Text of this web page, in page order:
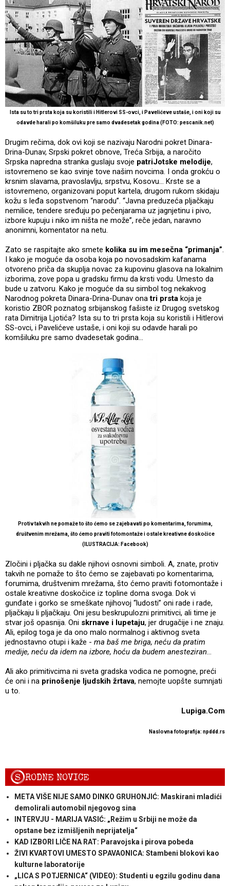
Ista su to tri prsta koja su koristili i Hitlerovi SS-ovci, i Pavelićeve ustaše, i oni koji su
odavde harali po komšiluku pre samo dvadesetak godina (FOTO: pescanik.net)
Drugim rečima, dok ovi koji se nazivaju Narodni pokret Dinara-
Drina-Dunav, Srpski pokret obnove, Treća Srbija, a naročito
Srpska napredna stranka guslaju svoje patriJotske melodije,
istovremeno se kao svinje tove našim novcima. I onda grokću o
krsnim slavama, pravoslavlju, srpstvu, Kosovu… Krste se a
istovremeno, organizovani poput kartela, drugom rukom skidaju
kožu s leđa sopstvenom “narodu”. “Javna preduzeća pljačkaju
nemilice, tendere sređuju po pečenjarama uz jagnjetinu i pivo,
izbore kupuju i niko im ništa ne može”, reče jedan, naravno
anonimni, komentator na netu.
Zato se raspitajte ako smete kolika su im mesečna “primanja”.
I kako je moguće da osoba koja po novosadskim kafanama
otvoreno priča da skuplja novac za kupovinu glasova na lokalnim
izborima, zove popa u gradsku firmu da krsti vodu. Umesto da
bude u zatvoru. Kako je moguće da su simbol tog nekakvog
Narodnog pokreta Dinara-Drina-Dunav onatri prsta koja je
koristio ZBOR poznatog srbijanskog fašiste iz Drugog svetskog
rata Dimitrija Ljotića? Ista su to tri prsta koja su koristili i Hitlerovi
SS-ovci, i Pavelićeve ustaše, i oni koji su odavde harali po
komšiluku pre samo dvadesetak godina…
Protiv takvih ne pomaže to što ćemo se zajebavati po komentarima, forumima,
društvenim mrežama, što ćemo praviti fotomontaže i ostale kreativne doskočice
(ILUSTRACIJA: Facebook)
Zločini i pljačka su dakle njihovi osnovni simboli. A, znate, protiv
takvih ne pomaže to što ćemo se zajebavati po komentarima,
forumima, društvenim mrežama, što ćemo praviti fotomontaže i
ostale kreativne doskočice iz topline doma svoga. Dok vi
gunđate i gorko se smeškate njihovoj “ludosti” oni rade i rade,
pljačkaju li pljačkaju. Oni jesu beskrupulozni primitivci, ali time je
stvar još opasnija. Oni skrnave i lupetaju, jer drugačije i ne znaju.
Ali, epilog toga je da ono malo normalnog i aktivnog sveta
jednostavno otupi i kaže - ma baš me briga, neću da pratim
medije, neću da idem na izbore, hoću da budem anesteziran…
Ali ako primitivcima ni sveta gradska vodica ne pomogne, preći
će oni i na prinošenje ljudskih žrtava, nemojte uopšte sumnjati
u to.
Lupiga.Com
Naslovna fotografija: npddd.rs
SRODNE NOVICE
META VIŠE NIJE SAMO DINKO GRUHONJIĆ: Maskirani mladići
demolirali automobil njegovog sina
INTERVJU - MARIJA VASIĆ: „Režim u Srbiji ne može da
opstane bez izmišljenih neprijatelja“
KAD IZBORI LIČE NA RAT: Paravojska i pirova pobeda
ŽIVI KVARTOVI UMESTO SPAVAONICA: Stambeni blokovi kao
kulturne laboratorije
„LICA S POTJERNICA“ (VIDEO): Studenti u egzilu godinu dana